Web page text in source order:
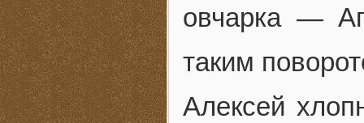
овчарка —
таким
Алексей